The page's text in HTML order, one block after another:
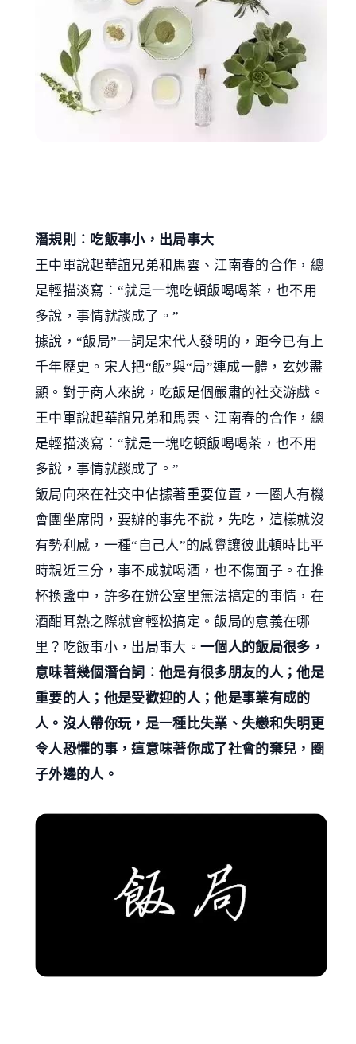
潛規則︰吃飯事小，出局事大
王中軍說起華誼兄弟和馬雲、江南春的合作，總
是輕描淡寫︰“就是一塊吃頓飯喝喝茶，也不用
多說，事情就談成了。”
據說，“飯局”一詞是宋代人發明的，距今已有上
千年歷史。宋人把“飯”與“局”連成一體，玄妙盡
顯。對于商人來說，吃飯是個嚴肅的社交游戲。
王中軍說起華誼兄弟和馬雲、江南春的合作，總
是輕描淡寫︰“就是一塊吃頓飯喝喝茶，也不用
多說，事情就談成了。”
飯局向來在社交中佔據著重要位置，一圈人有機
會團坐席間，要辦的事先不說，先吃，這樣就沒
有勢利感，一種“自己人”的感覺讓彼此頓時比平
時親近三分，事不成就喝酒，也不傷面子。在推
杯換盞中，許多在辦公室里無法搞定的事情，在
酒酣耳熱之際就會輕松搞定。飯局的意義在哪
里？吃飯事小，出局事大。一個人的飯局很多，
意味著幾個潛台詞︰他是有很多朋友的人；他是
重要的人；他是受歡迎的人；他是事業有成的
人。沒人帶你玩，是一種比失業、失戀和失明更
令人恐懼的事，這意味著你成了社會的棄兒，圈
子外邊的人。